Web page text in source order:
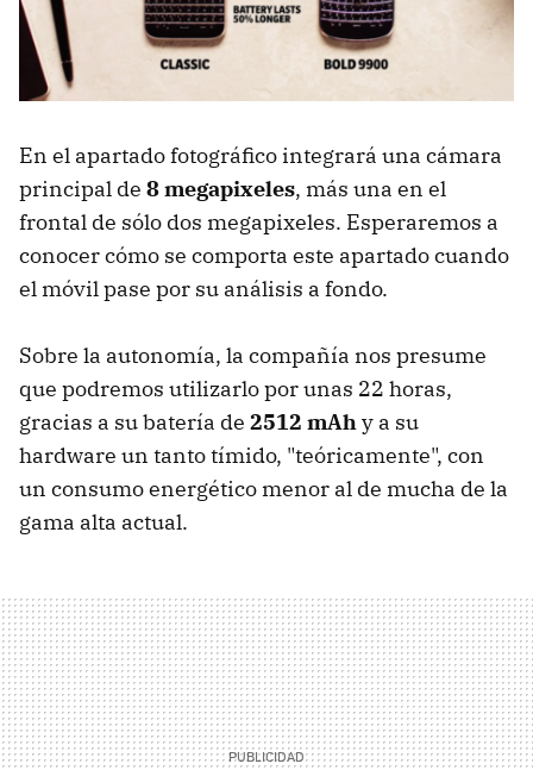
En el apartado fotográfico integrará una cámara
principal de 8 megapixeles, más una en el
frontal de sólo dos megapixeles. Esperaremos a
conocer cómo se comporta este apartado cuando
el móvil pase por su análisis a fondo.
Sobre la autonomía, la compañía nos presume
que podremos utilizarlo por unas 22 horas,
gracias a su batería de 2512 mAhy a su
hardware un tanto tímido, "teóricamente", con
un consumo energético menor al de mucha de la
gama alta actual.